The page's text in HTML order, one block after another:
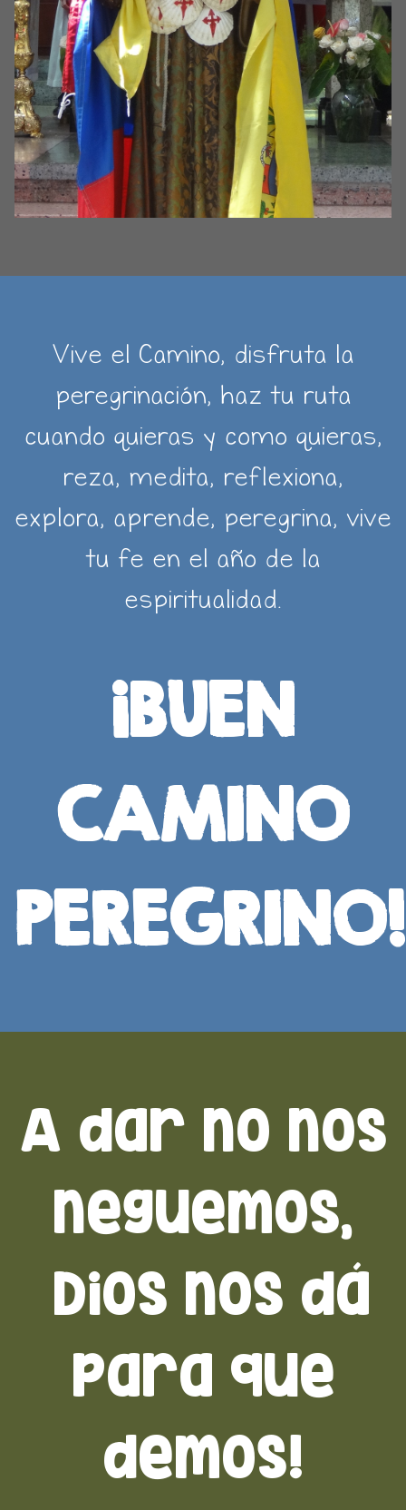
Vive el Camino, disfruta la
peregrinación, haz tu ruta
cuando quieras y como quieras,
reza, medita, reflexiona,
explora, aprende, peregrina, vive
tu fe en el año de la
espiritualidad.
¡BUEN
CAMINO
PEREGRINO!
A dar no nos
neguemos,
Dios nos dá
para que
demos!